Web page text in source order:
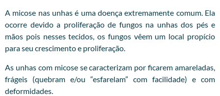
A micose nas unhas é uma doença extremamente comum. Ela
ocorre devido a proliferação de fungos na unhas dos pés e
mãos pois nesses tecidos, os fungos vêem um local propício
para seu crescimento e proliferação.
As unhas com micose se caracterizam por ficarem amareladas,
frágeis (quebram e/ou “esfarelam” com facilidade) e com
deformidades.